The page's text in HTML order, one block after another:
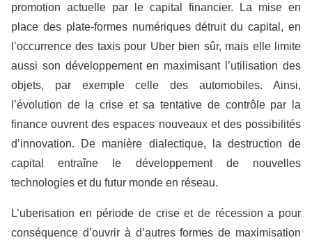
promotion actuelle par le capital financier. La mise en
place des plate-formes numériques détruit du capital, en
l’occurrence des taxis pour Uberbien sûr, mais elle limite
aussi son développement en maximisant l’utilisation des
objets, par exemple celle des automobiles. Ainsi,
l’évolution de la crise et sa tentative de contrôle par la
finance ouvrent des espaces nouveaux et des possibilités
d’innovation. De manière dialectique, la destruction de
capital entraîne le développement de nouvelles
technologies et du futur monde en réseau.
L’uberisation en période de crise et de récession a pour
conséquence d’ouvrir à d’autres formes de maximisation